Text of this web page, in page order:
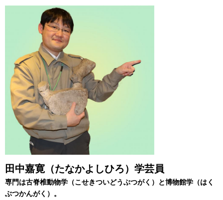
田中嘉寛（たなかよしひろ）学芸員
専門は古脊椎動物学（こせきついどうぶつがく）と博物館学（はく
ぶつかんがく）。